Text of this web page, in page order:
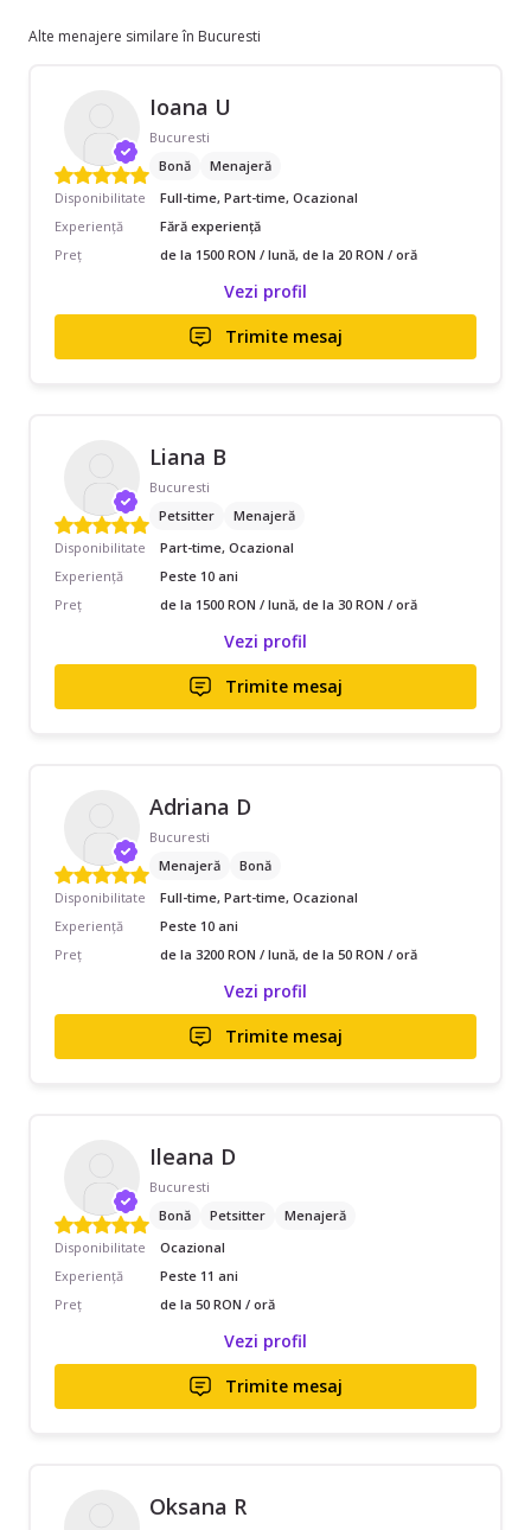
Alte menajere similare în Bucuresti
Ioana U
Bucuresti
Bonă
Menajeră
Disponibilitate
Full-time, Part-time, Ocazional
Experiență
Fără experiență
Preț
de la 1500 RON / lună, de la 20 RON / oră
Vezi profil
Trimite mesaj
Liana B
Bucuresti
Petsitter
Menajeră
Disponibilitate
Part-time, Ocazional
Experiență
Peste 10 ani
Preț
de la 1500 RON / lună, de la 30 RON / oră
Vezi profil
Trimite mesaj
Adriana D
Bucuresti
Menajeră
Bonă
Disponibilitate
Full-time, Part-time, Ocazional
Experiență
Peste 10 ani
Preț
de la 3200 RON / lună, de la 50 RON / oră
Vezi profil
Trimite mesaj
Ileana D
Bucuresti
Bonă
Petsitter
Menajeră
Disponibilitate
Ocazional
Experiență
Peste 11 ani
Preț
de la 50 RON / oră
Vezi profil
Trimite mesaj
Oksana R